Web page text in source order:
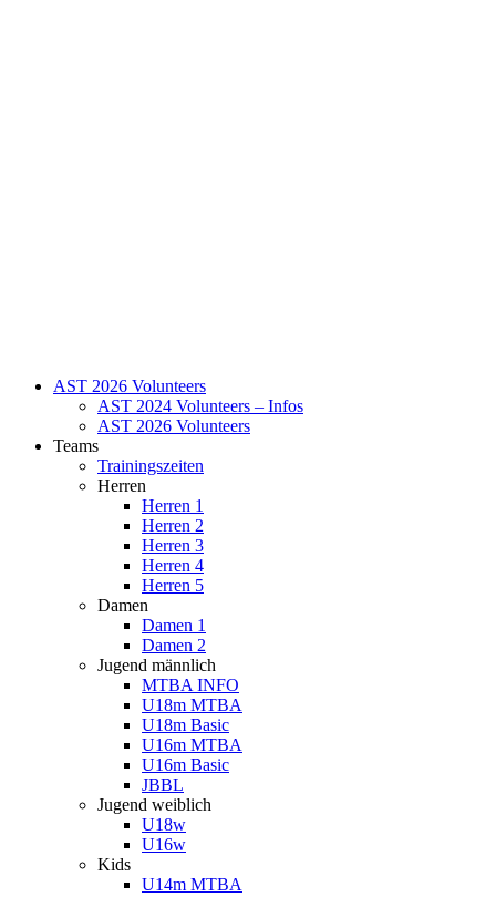
AST 2026 Volunteers
AST 2024 Volunteers – Infos
AST 2026 Volunteers
Teams
Trainingszeiten
Herren
Herren 1
Herren 2
Herren 3
Herren 4
Herren 5
Damen
Damen 1
Damen 2
Jugend männlich
MTBA INFO
U18m MTBA
U18m Basic
U16m MTBA
U16m Basic
JBBL
Jugend weiblich
U18w
U16w
Kids
U14m MTBA